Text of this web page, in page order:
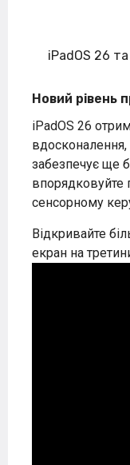
iPadOS 26 та
Новий рівень
iPadOS 26
забезпечує ще
впорядковуйте
сенсорному
Відкривайте
екран на